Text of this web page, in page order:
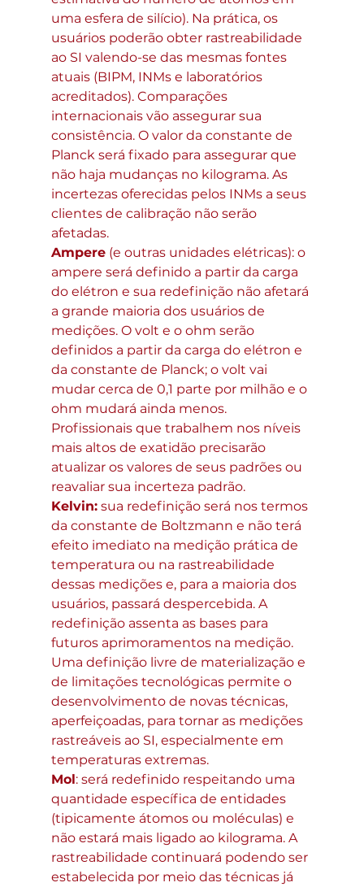
uma esfera de silício). Na prática, os
usuários poderão obter rastreabilidade
ao SI valendo-se das mesmas fontes
atuais (BIPM, INMs e laboratórios
acreditados). Comparações
internacionais vão assegurar sua
consistência. O valor da constante de
Planck será fixado para assegurar que
não haja mudanças no kilograma. As
incertezas oferecidas pelos INMs a seus
clientes de calibração não serão
afetadas.
Ampere (e outras unidades elétricas): o
ampere será definido a partir da carga
do elétron e sua redefinição não afetará
a grande maioria dos usuários de
medições. O volt e o ohm serão
definidos a partir da carga do elétron e
da constante de Planck; o volt vai
mudar cerca de 0,1 parte por milhão e o
ohm mudará ainda menos.
Profissionais que trabalhem nos níveis
mais altos de exatidão precisarão
atualizar os valores de seus padrões ou
reavaliar sua incerteza padrão.
Kelvin: sua redefinição será nos termos
da constante de Boltzmann e não terá
efeito imediato na medição prática de
temperatura ou na rastreabilidade
dessas medições e, para a maioria dos
usuários, passará despercebida. A
redefinição assenta as bases para
futuros aprimoramentos na medição.
Uma definição livre de materialização e
de limitações tecnológicas permite o
desenvolvimento de novas técnicas,
aperfeiçoadas, para tornar as medições
rastreáveis ao SI, especialmente em
temperaturas extremas.
Mol: será redefinido respeitando uma
quantidade específica de entidades
(tipicamente átomos ou moléculas) e
não estará mais ligado ao kilograma. A
rastreabilidade continuará podendo ser
estabelecida por meio das técnicas já